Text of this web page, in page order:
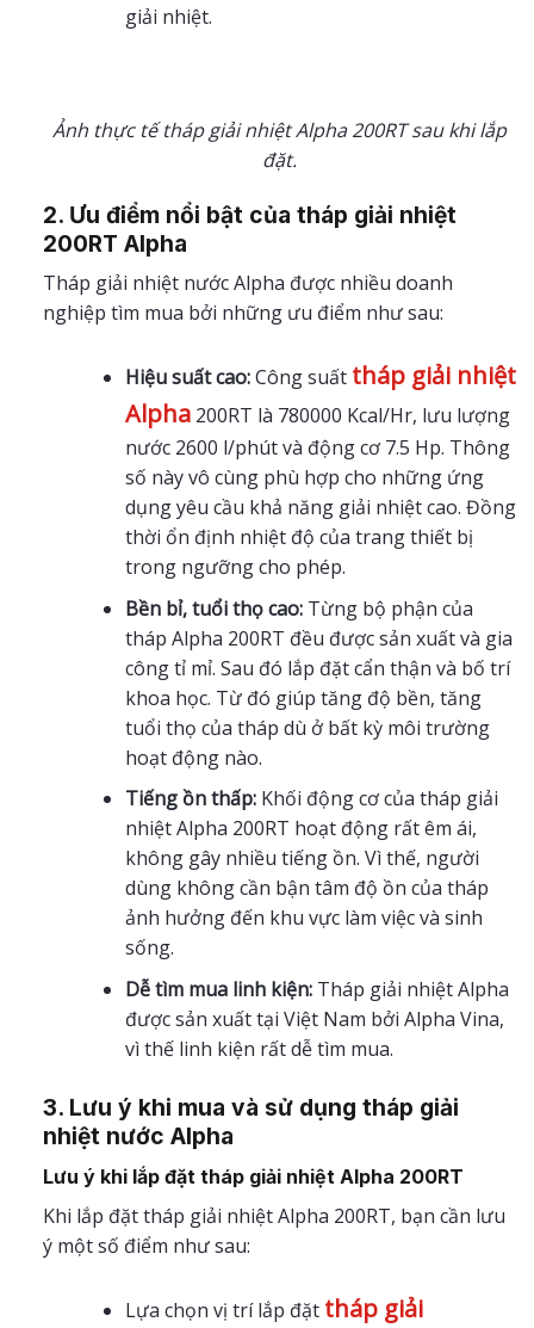
giải nhiệt.
Ảnh thực tế tháp giải nhiệt Alpha 200RT sau khi lắp
đặt.
2. Ưu điểm nổi bật của tháp giải nhiệt
200RT Alpha
Tháp giải nhiệt nước Alpha được nhiều doanh
nghiệp tìm mua bởi những ưu điểm như sau:
Hiệu suất cao:Công suất tháp giải nhiệt
Alpha200RT là 780000 Kcal/Hr, lưu lượng
nước 2600 l/phút và động cơ 7.5 Hp. Thông
số này vô cùng phù hợp cho những ứng
dụng yêu cầu khả năng giải nhiệt cao. Đồng
thời ổn định nhiệt độ của trang thiết bị
trong ngưỡng cho phép.
Bền bỉ, tuổi thọ cao:Từng bộ phận của
tháp Alpha 200RT đều được sản xuất và gia
công tỉ mỉ. Sau đó lắp đặt cẩn thận và bố trí
khoa học. Từ đó giúp tăng độ bền, tăng
tuổi thọ của tháp dù ở bất kỳ môi trường
hoạt động nào.
Tiếng ồn thấp:Khối động cơ của tháp giải
nhiệt Alpha 200RT hoạt động rất êm ái,
không gây nhiều tiếng ồn. Vì thế, người
dùng không cần bận tâm độ ồn của tháp
ảnh hưởng đến khu vực làm việc và sinh
sống.
Dễ tìm mua linh kiện: Tháp giải nhiệt Alpha
được sản xuất tại Việt Nam bởi Alpha Vina,
vì thế linh kiện rất dễ tìm mua.
3. Lưu ý khi mua và sử dụng tháp giải
nhiệt nước Alpha
Lưu ý khi lắp đặt tháp giải nhiệt Alpha 200RT
Khi lắp đặt tháp giải nhiệt Alpha 200RT, bạn cần lưu
ý một số điểm như sau:
Lựa chọn vị trí lắp đặt tháp giải